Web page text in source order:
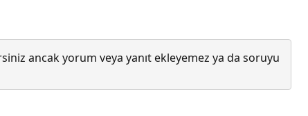
ancak yorum veya yanıt ekleyemez ya da soruyu